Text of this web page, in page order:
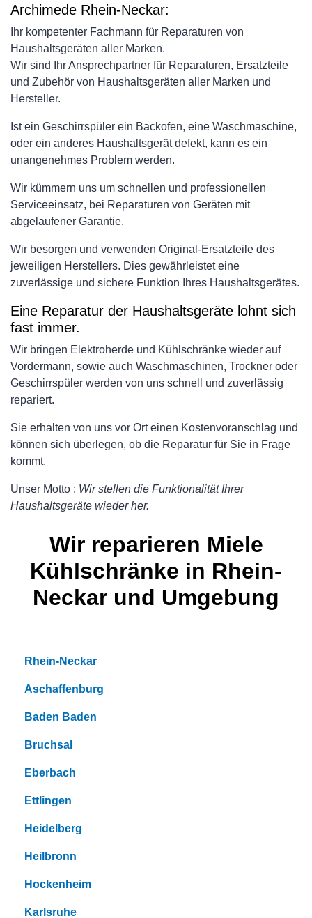
Archimede Rhein-Neckar:
Ihr kompetenter Fachmann für Reparaturen von
Haushaltsgeräten aller Marken.
Wir sind Ihr Ansprechpartner für Reparaturen, Ersatzteile
und Zubehör von Haushaltsgeräten aller Marken und
Hersteller.
Ist ein Geschirrspüler ein Backofen, eine Waschmaschine,
oder ein anderes Haushaltsgerät defekt, kann es ein
unangenehmes Problem werden.
Wir kümmern uns um schnellen und professionellen
Serviceeinsatz, bei Reparaturen von Geräten mit
abgelaufener Garantie.
Wir besorgen und verwenden Original-Ersatzteile des
jeweiligen Herstellers. Dies gewährleistet eine
zuverlässige und sichere Funktion Ihres Haushaltsgerätes.
Eine Reparatur der Haushaltsgeräte lohnt sich
fast immer.
Wir bringen Elektroherde und Kühlschränke wieder auf
Vordermann, sowie auch Waschmaschinen, Trockner oder
Geschirrspüler werden von uns schnell und zuverlässig
repariert.
Sie erhalten von uns vor Ort einen Kostenvoranschlag und
können sich überlegen, ob die Reparatur für Sie in Frage
kommt.
Unser Motto : Wir stellen die Funktionalität Ihrer
Haushaltsgeräte wieder her.
Wir reparieren Miele
Kühlschränke in Rhein-
Neckar und Umgebung
Rhein-Neckar
Aschaffenburg
Baden Baden
Bruchsal
Eberbach
Ettlingen
Heidelberg
Heilbronn
Hockenheim
Karlsruhe